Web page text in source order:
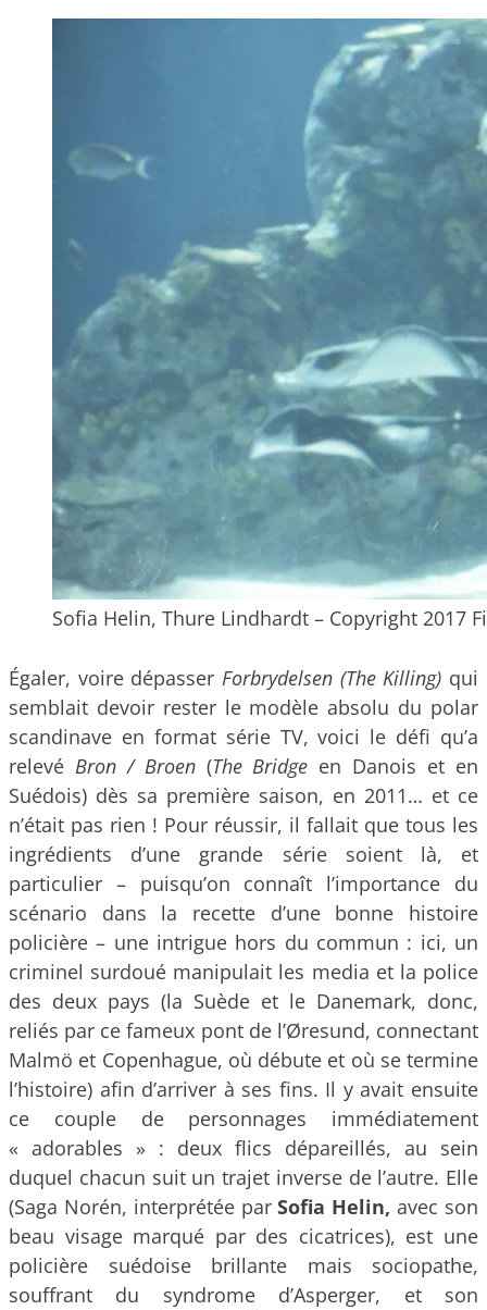
Sofia Helin, Thure Lindhardt – Copyright 2017
Égaler, voire dépasser Forbrydelsen (The Killing) qui
semblait devoir rester le modèle absolu du polar
scandinave en format série TV, voici le défi qu’a
relevé Bron / Broen(The Bridge en Danois et en
Suédois) dès sa première saison, en 2011… et ce
n’était pas rien ! Pour réussir, il fallait que tous les
ingrédients d’une grande série soient là, et
particulier – puisqu’on connaît l’importance du
scénario dans la recette d’une bonne histoire
policière – une intrigue hors du commun : ici, un
criminel surdoué manipulait les media et la police
des deux pays (la Suède et le Danemark, donc,
reliés par ce fameux pont de l’Øresund, connectant
Malmö et Copenhague, où débute et où se termine
l’histoire) afin d’arriver à ses fins. Il y avait ensuite
ce couple de personnages immédiatement
« adorables » : deux flics dépareillés, au sein
duquel chacun suit un trajet inverse de l’autre. Elle
(Saga Norén, interprétée parSofia Helin,avec son
beau visage marqué par des cicatrices), est une
policière suédoise brillante mais sociopathe,
souffrant du syndrome d’Asperger, et son